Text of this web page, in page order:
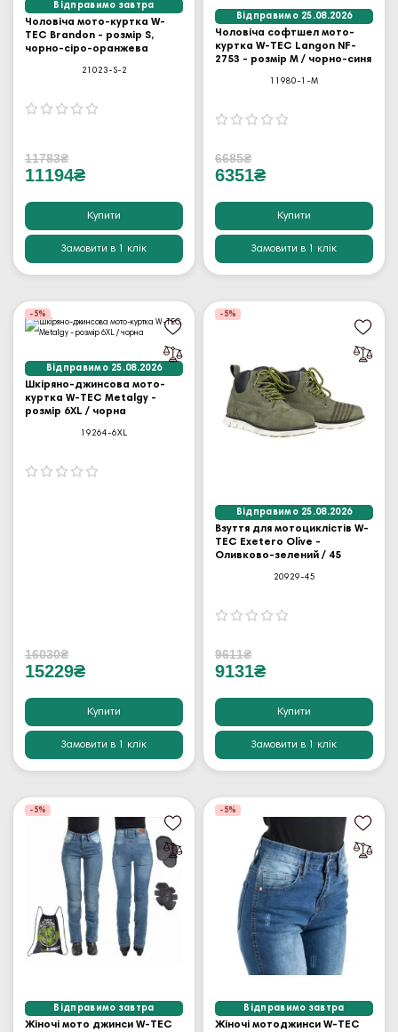
Відправимо завтра
Чоловіча мото-куртка W-
TEC Brandon - розмір S,
чорно-сіро-оранжева
21023-S-2
11783₴
11194₴
Купити
Замовити в 1 клік
Відправимо 25.08.2026
Чоловіча софтшел мото-
куртка W-TEC Langon NF-
2753 - розмір M / чорно-синя
11980-1-M
6685₴
6351₴
Купити
Замовити в 1 клік
-5%
Відправимо 25.08.2026
Шкіряно-джинсова мото-
куртка W-TEC Metalgy -
розмір 6XL / чорна
19264-6XL
16030₴
15229₴
Купити
Замовити в 1 клік
-5%
Відправимо 25.08.2026
Взуття для мотоциклістів W-
TEC Exetero Olive -
Оливково-зелений / 45
20929-45
9611₴
9131₴
Купити
Замовити в 1 клік
-5%
Відправимо завтра
Жіночі мото джинси W-TEC
-5%
Відправимо завтра
Жіночі мотоджинси W-TEC